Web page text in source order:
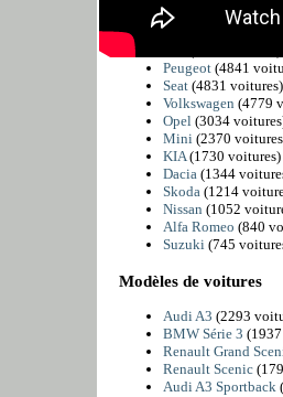
BMW
(6225
Citroën
Peugeot(4841
Seat(4831 voitures)
Volkswagen (4779
Opel(3034
Mini(2370
KIA(1730 voitures)
Dacia(1344
Skoda(1214
Nissan (1052
Alfa Romeo (840
Suzuki(745
Modèles de voitures
Audi A3 (2293
BMW Série 3
Renault Grand
Renault Scenic
Audi A3 Sportback